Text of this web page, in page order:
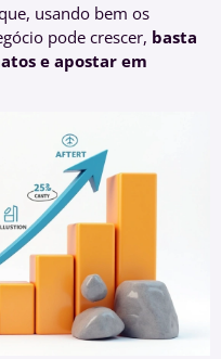
usando bem os
pode crescer, basta
e apostar em